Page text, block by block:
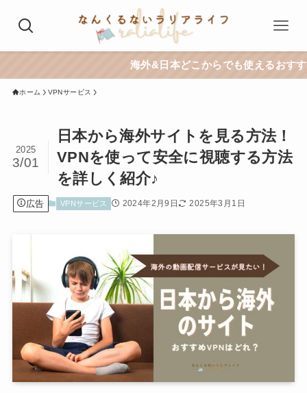
海外&日本どこからでも使えるおすすめVPNはこ
ホーム VPNサービス
日本から海外サイトを見る方法！
VPNを使って安全に視聴する方法
を詳しく紹介♪
2025
3/01
広告 VPNサービス 2024年2月9日 2025年3月1日